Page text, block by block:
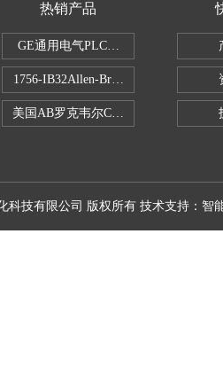
热销产品
GE通用电气PLC控制器
1756-IB32Allen-Bradley1756IB32数字
美国AB罗克韦尔CPU处理器
科技有限公司 版权所有 技术支持： 智